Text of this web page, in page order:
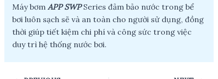
Máy bơm APP SWPSeries đảm bảo nước trong bể
bơi luôn sạch sẽ và an toàn cho người sử dụng, đồng
thời giúp tiết kiệm chi phí và công sức trong việc
duy trì hệ thống nước bơi.